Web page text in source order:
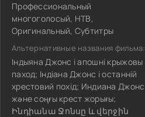
Профессиональный
многоголосый, НТВ,
Оригинальный, Субтитры
Альтернативные названия фильма:
Індыяна Джонс і апошні крыжовы
паход; Індіана Джонс і останній
хрестовий похід; Индиана Джонс
және соңғы крест жорығы;
Ինդիանա Ջոնսը և վերջին